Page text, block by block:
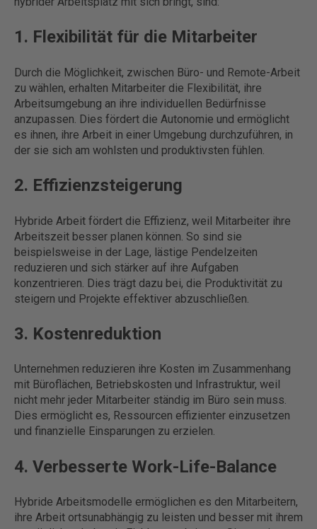
1. Flexibilität für die Mitarbeiter
Durch die Möglichkeit, zwischen Büro- und Remote-Arbeit
zu wählen, erhalten Mitarbeiter die Flexibilität, ihre
Arbeitsumgebung an ihre individuellen Bedürfnisse
anzupassen. Dies fördert die Autonomie und ermöglicht
es ihnen, ihre Arbeit in einer Umgebung durchzuführen, in
der sie sich am wohlsten und produktivsten fühlen.
2. Effizienzsteigerung
Hybride Arbeit fördert die Effizienz, weil Mitarbeiter ihre
Arbeitszeit besser planen können. So sind sie
beispielsweise in der Lage, lästige Pendelzeiten
reduzieren und sich stärker auf ihre Aufgaben
konzentrieren. Dies trägt dazu bei, die Produktivität zu
steigern und Projekte effektiver abzuschließen.
3. Kostenreduktion
Unternehmen reduzieren ihre Kosten im Zusammenhang
mit Büroflächen, Betriebskosten und Infrastruktur, weil
nicht mehr jeder Mitarbeiter ständig im Büro sein muss.
Dies ermöglicht es, Ressourcen effizienter einzusetzen
und finanzielle Einsparungen zu erzielen.
4. Verbesserte Work-Life-Balance
Hybride Arbeitsmodelle ermöglichen es den Mitarbeitern,
ihre Arbeit ortsunabhängig zu leisten und besser mit ihrem